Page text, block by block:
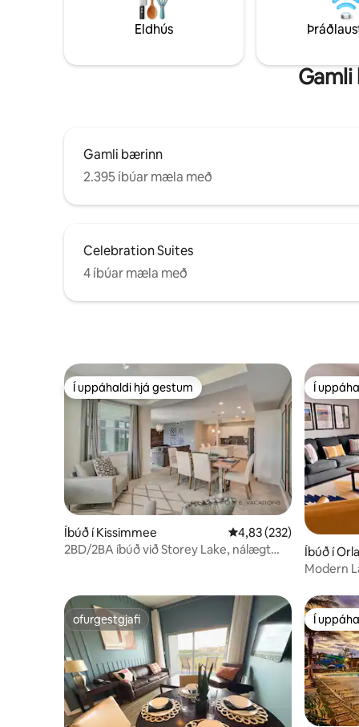
tennisvöllur, veitingastaður, bar,
þægindaverslun og öryggi allan
SÓLARHRINGINN með hliðum. Í
skemmtilegum stað, veitingastöðum og
Aðeins
Eldhús
Gamli bærinn
2.395 íbúar mæla með
Celebration Suites
4 íbúar mæla með
Í uppáhaldi hjá gestum
Í uppáhaldi hjá gestum
Íbúð í Kissimmee 4,83 af 5 í
4,83 (232)
2BD/2BA íbúð við Storey Lake, nálægt
Í
Í
Íbúð í
Modern
ofurgestgjafi
ofurgestgjafi Í
Í